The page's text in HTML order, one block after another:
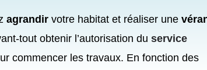
agrandir votre habitat et réaliser une
tout obtenir l’autorisation du service
commencer les travaux. En fonction des